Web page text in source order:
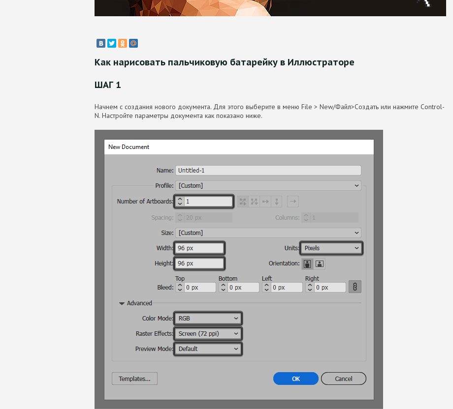
Как нарисовать пальчиковую батарейку в Иллюстраторе
ШАГ 1
Начнем с создания нового документа. Для этого выберите в меню File > New/Файл>Создать или нажмите Control-
N. Настройте параметры документа как показано ниже.